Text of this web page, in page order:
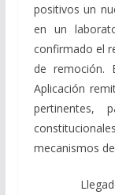
positivos un
en un
confirmado el
de remoción.
Aplicación
pertinentes,
mecanismos
Llegado a